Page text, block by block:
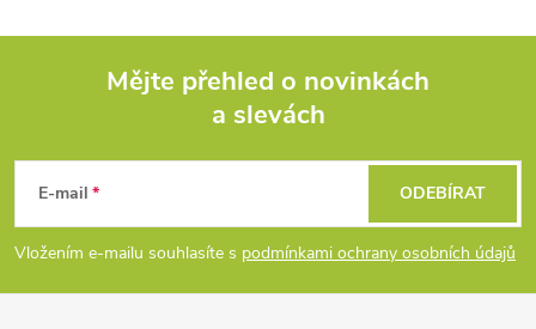
p
a
Mějte přehled o novinkách
a slevách
E-mail
Vložením e-mailu souhlasíte s podmínkami ochrany osobních údajů
ODEBÍRAT